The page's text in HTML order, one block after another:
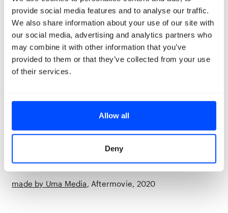
provide social media features and to analyse our traffic.
We also share information about your use of our site with
our social media, advertising and analytics partners who
may combine it with other information that you’ve
provided to them or that they’ve collected from your use
of their services.
Allow all
Deny
made by Uma Media Aftermovie 2020